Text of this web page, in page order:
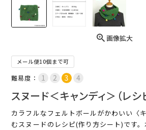
画像拡大
メール便10個まで可
難易度：
スヌード＜キャンディ＞（レシ
カラフルなフェルトボールがかわいい〈
むスヌードのレシピ(作り方シート)です